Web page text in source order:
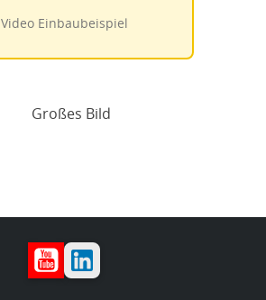
Video Einbaubeispiel
YouTube